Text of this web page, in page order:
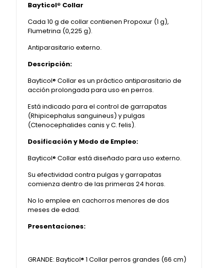
Bayticol® Collar
Cada 10 g de collar contienen Propoxur (1 g),
Flumetrina (0,225 g).
Antiparasitario externo.
Descripción:
Bayticol® Collar es un práctico antiparasitario de
acción prolongada para uso en perros.
Está indicado para el control de garrapatas
(Rhipicephalus sanguineus) y pulgas
(Ctenocephalides canis y C. felis).
Dosificación y Modo de Empleo:
Bayticol® Collar está diseñado para uso externo.
Su efectividad contra pulgas y garrapatas
comienza dentro de las primeras 24 horas.
No lo emplee en cachorros menores de dos
meses de edad.
Presentaciones:
GRANDE: Bayticol® 1 Collar perros grandes (66 cm)